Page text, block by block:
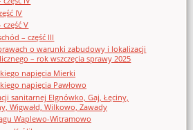
IV
V
– część III
o warunki zabudowy i lokalizacji
– rok wszczęcia sprawy 2025
napięcia Mierki
napięcia Pawłowo
sanitarnej Elgnówko, Gaj, Łęciny,
Wigwałd, Wilkowo, Zawady
Waplewo-Witramowo